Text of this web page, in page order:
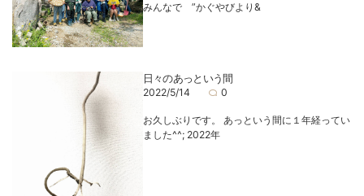
みんなで ”かぐやびより&
日々のあっという間
2022/5/14 0
お久しぶりです。 あっという間に１年経ってい
ました^^; 2022年